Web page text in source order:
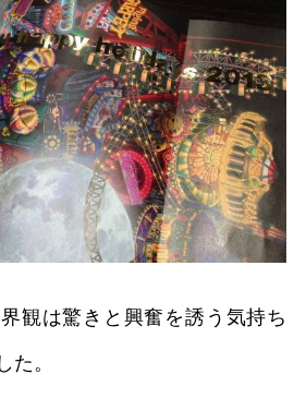
観は驚きと興奮を誘う気持ち
た。